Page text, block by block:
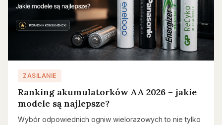
ZASILANIE
Ranking akumulatorków AA 2026 – jakie
modele są najlepsze?
Wybór odpowiednich ogniw wielorazowych to nie tylko